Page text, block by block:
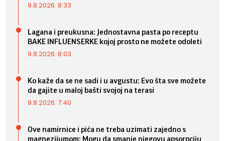
9.8.2026. 8:33
Lagana i preukusna: Jednostavna pasta po receptu
BAKE INFLUENSERKE kojoj prosto ne možete odoleti
9.8.2026. 8:03
Ko kaže da se ne sadi i u avgustu: Evo šta sve možete
da gajite u maloj bašti svojoj na terasi
9.8.2026. 7:40
Ove namirnice i pića ne treba uzimati zajedno s
magnezijumom: Mogu da smanje njegovu apsorpciju